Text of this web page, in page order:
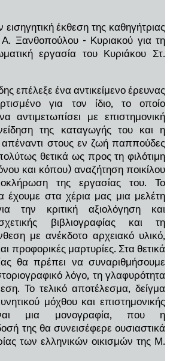
έκθεση της καθηγήτριας
Ξανθοπούλου - Κυριακού για τη
εργασία του Κυριάκου Στ.
επέλεξε ένα αντικείμενο έρευνας
για τον ίδιο, το οποίο
αντιμετωπίσει με επιστημονική
της καταγωγής του και η
στους εν ζωή παππούδες
θετικά ως προς τη φιλότιμη
και κόπου) αναζήτηση ποικίλου
της εργασίας του. Το
έχουμε στα χέρια μας μια μελέτη
την κριτική αξιολόγηση και
βιβλιογραφίας και τη
με ανέκδοτο αρχειακό υλικό,
προφορικές μαρτυρίες. Στα θετικά
θα πρέπει να συναριθμήσουμε
λόγο, τη γλαφυρότητα
Το τελικό αποτέλεσμα, δείγμα
μόχθου και επιστημονικής
μια μονογραφία, που η
της θα συνεισέφερε ουσιαστικά
των ελληνικών οικισμών της Μ.